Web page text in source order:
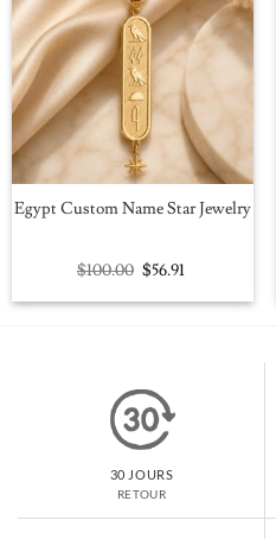
Egypt Custom Name Star Jewelry
$100.00 Original
price
was:
$56.91Current
is:
30 JOURS
RETOUR